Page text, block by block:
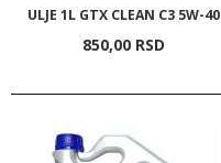
ULJE 1L GTX CLEAN C3 5W-40
850,00 RSD